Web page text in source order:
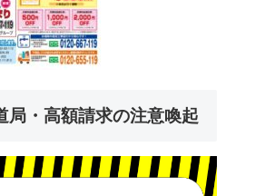
局・高額請求の注意喚起